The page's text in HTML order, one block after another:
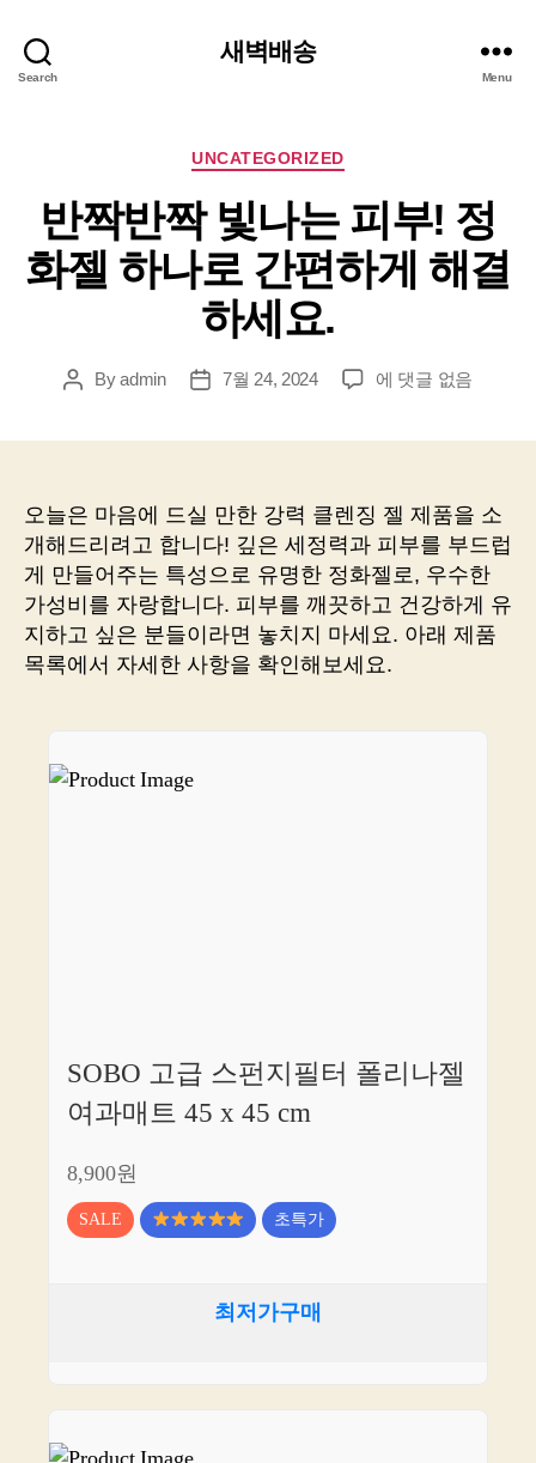
Search
새벽배송
Menu
Categories
UNCATEGORIZED
반짝반짝 빛나는 피부! 정
화젤 하나로 간편하게 해결
하세요.
PostByadmin
Post7월 24, 2024
반
나
는
피
부!
정
화
젤
에 댓글 없음
오늘은 마음에 드실 만한 강력 클렌징 젤 제품을 소
개해드리려고 합니다! 깊은 세정력과 피부를 부드럽
게 만들어주는 특성으로 유명한 정화젤로, 우수한
가성비를 자랑합니다. 피부를 깨끗하고 건강하게 유
지하고 싶은 분들이라면 놓치지 마세요. 아래 제품
목록에서 자세한 사항을 확인해보세요.
SOBO 고급 스펀지필터 폴리나젤
여과매트 45 x 45 cm
8,900원
SALE 초특가
최저가구매